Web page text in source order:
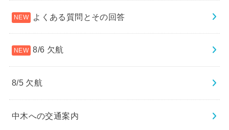
よくある質問とその回答
8/6 欠航
8/5 欠航
中木への交通案内